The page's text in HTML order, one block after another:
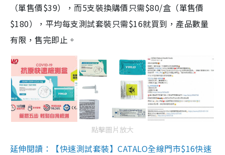
（單售價$39），而5支裝換購價只需$80/盒（單售價
$180），平均每支測試套裝只需$16就買到，產品數量
有限，售完即止。
點擊圖片放大
延伸閱讀：【快速測試套裝】CATALO全線門市$16快速